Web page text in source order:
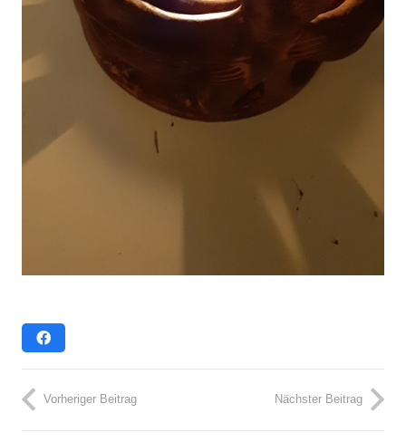
Vorheriger Beitrag Nächster Beitrag